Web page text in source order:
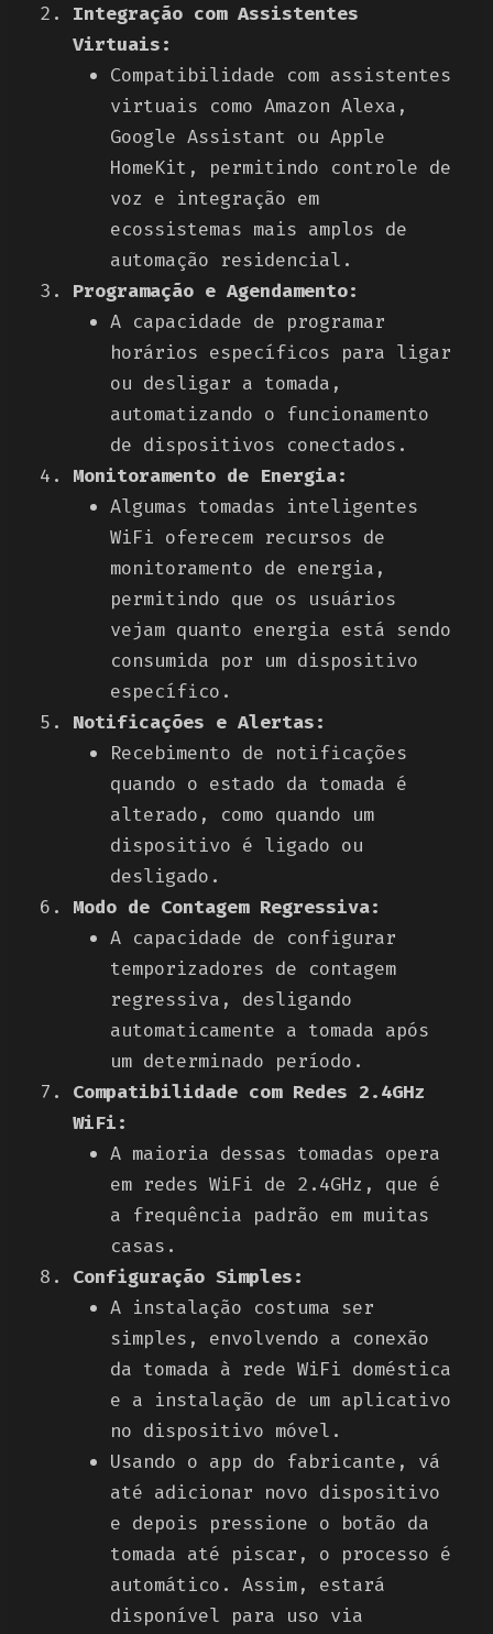
Integração com Assistentes
Virtuais:
Compatibilidade com assistentes
virtuais como Amazon Alexa,
Google Assistant ou Apple
HomeKit, permitindo controle de
voz e integração em
ecossistemas mais amplos de
automação residencial.
Programação e Agendamento:
A capacidade de programar
horários específicos para ligar
ou desligar a tomada,
automatizando o funcionamento
de dispositivos conectados.
Monitoramento de Energia:
Algumas tomadas inteligentes
WiFi oferecem recursos de
monitoramento de energia,
permitindo que os usuários
vejam quanto energia está sendo
consumida por um dispositivo
específico.
Notificações e Alertas:
Recebimento de notificações
quando o estado da tomada é
alterado, como quando um
dispositivo é ligado ou
desligado.
Modo de Contagem Regressiva:
A capacidade de configurar
temporizadores de contagem
regressiva, desligando
automaticamente a tomada após
um determinado período.
Compatibilidade com Redes 2.4GHz
WiFi:
A maioria dessas tomadas opera
em redes WiFi de 2.4GHz, que é
a frequência padrão em muitas
casas.
Configuração Simples:
A instalação costuma ser
simples, envolvendo a conexão
da tomada à rede WiFi doméstica
e a instalação de um aplicativo
no dispositivo móvel.
Usando o app do fabricante, vá
até adicionar novo dispositivo
e depois pressione o botão da
tomada até piscar, o processo é
automático. Assim, estará
disponível para uso via